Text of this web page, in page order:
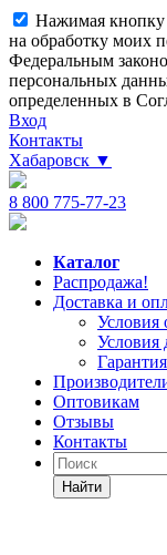
Нажимая кнопку
на обработку моих
Федеральным
персональных
определенных в
Вход
Контакты
Хабаровск ▼
8 800 775-77-23
Каталог
Распродажа!
Доставка и
Условия
Условия
Оптовикам
Отзывы
Контакты
Найти